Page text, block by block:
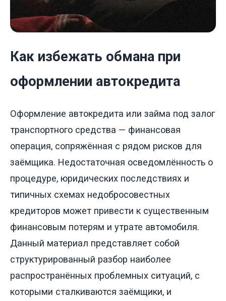
Как избежать обмана при
оформлении автокредита
Оформление автокредита или займа под залог
транспортного средства — финансовая
операция, сопряжённая с рядом рисков для
заёмщика. Недостаточная осведомлённость о
процедуре, юридических последствиях и
типичных схемах недобросовестных
кредиторов может привести к существенным
финансовым потерям и утрате автомобиля.
Данный материал представляет собой
структурированный разбор наиболее
распространённых проблемных ситуаций, с
которыми сталкиваются заёмщики, и